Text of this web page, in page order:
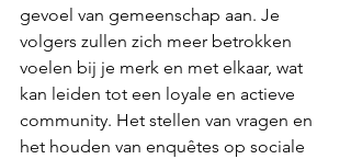
gevoel van gemeenschap aan. Je
volgers zullen zich meer betrokken
voelen bij je merk en met elkaar, wat
kan leiden tot een loyale en actieve
community. Het stellen van vragen en
het houden van enquêtes op sociale